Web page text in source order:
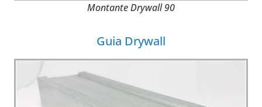
Montante Drywall 90
Guia Drywall